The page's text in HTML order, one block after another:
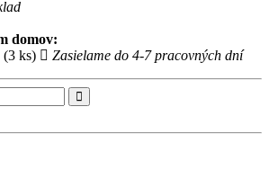
domov:
(3 ks)
Zasielame do 4-7 pracovných dní